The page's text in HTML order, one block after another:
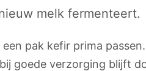
melk fermenteert.
pak kefir prima
goede verzorging blijft